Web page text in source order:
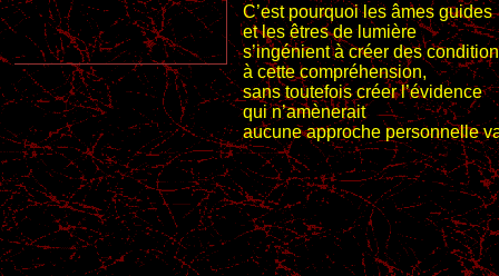
C’est pourquoi les âmes guides
et les êtres de lumière
s’ingénient à créer des
à cette compréhension,
sans toutefois créer l’évidence
qui n’amènerait
aucune approche personnelle